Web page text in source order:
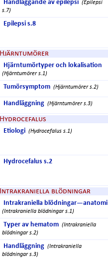
Handläggande av epilepsi (Epilepsi
s.7)
Epilepsi s.8
Hjärntumörer
Hjärntumörtyper och lokalisation
(Hjärntumörer s.1)
Tumörsymptom (Hjärntumörer s.2)
Handläggning (Hjärntumörer s.3)
Hydrocefalus
Etiologi (Hydrocefalus s.1)
Hydrocefalus s.2
Intrakraniella blödningar
Intrakraniella blödningar—anatomi
(Intrakraniella blödningar s.1)
Typer av hematom (Intrakraniella
blödningar s.2)
Handläggning (Intrakraniella
blödningar s.3)